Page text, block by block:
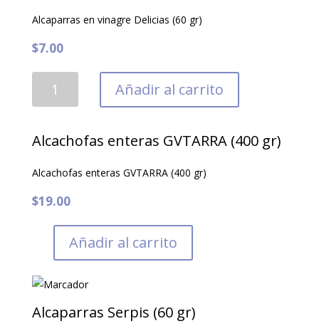
(320
cantidad
Alcaparras en vinagre Delicias (60 gr)
$7.00
Delicias
gr)
Añadir al carrito
Alcachofas enteras GVTARRA (400 gr)
Alcachofas enteras GVTARRA (400 gr)
$19.00
Añadir al carrito
Alcaparras Serpis (60 gr)